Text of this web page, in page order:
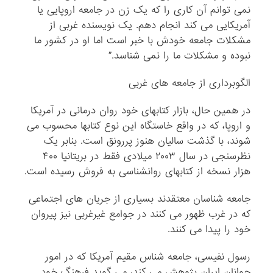
نمی توانم آن کاری را که یک زن در جامعه اروپایی یا
آمریکایی می کند انجام دهم. یک نویسنده غربی از
مشکلات جامعه خودش با خبر است اما او در کشور ما
نبوده و مشکلات ما را نمی شناسد.”
الگوبرداری از جامعه های غربی
در همین حال، بازار کتابهای خود روان درمانی در آمریکا
و اروپا، که در واقع خاستگاه این نوع کتابها محسوب می
شوند، با گذشت سالیان هنوز پررونق است. بنابر یک
نظرسنجی در سال ۲۰۰۳ میلادی فقط در بریتانیا ۴۰۰
هزار نسخه از کتابهای روانشناسی به فروش رسیده است.
جامعه شناسان معتقدند بسیاری از جریان های اجتماعی
که در غرب ظهور می کنند در جوامع غیرغربی نیز پیروان
خود را پیدا می کنند.
رسول نفیسی، جامعه شناس مقیم آمریکا که در امور